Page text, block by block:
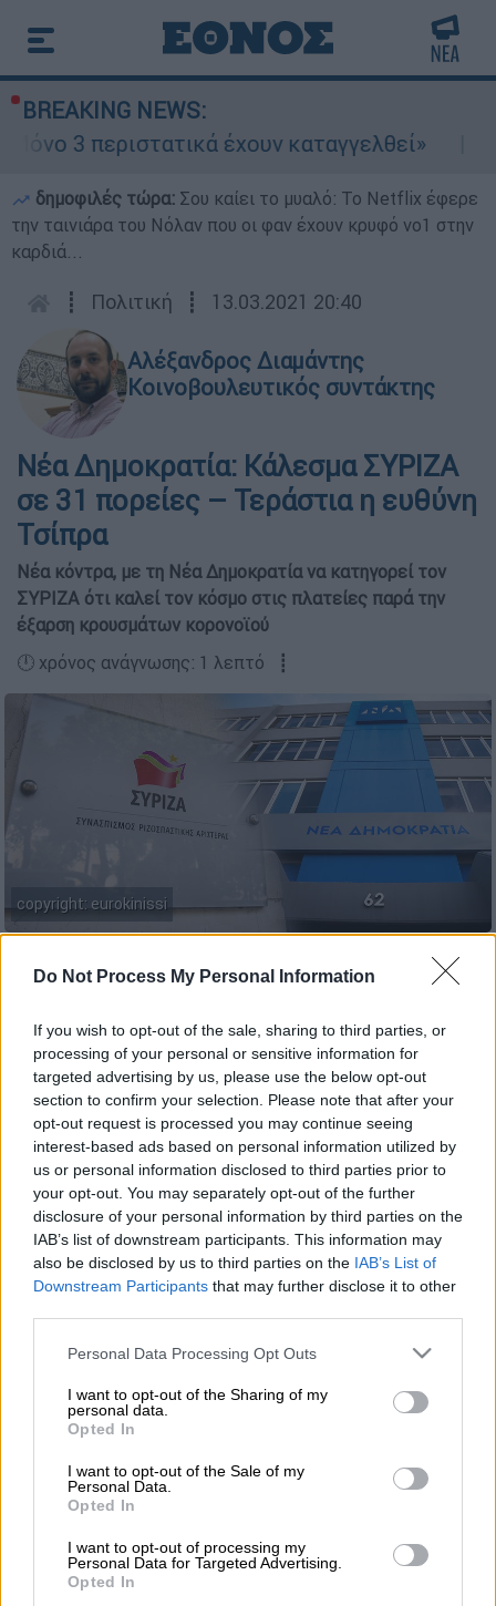
Do Not Process My Personal Information
If you wish to opt-out of the sale, sharing to third parties, or
processing of your personal or sensitive information for
targeted advertising by us, please use the below opt-out
section to confirm your selection. Please note that after your
opt-out request is processed you may continue seeing
interest-based ads based on personal information utilized by
us or personal information disclosed to third parties prior to
your opt-out. You may separately opt-out of the further
disclosure of your personal information by third parties on the
IAB’s list of downstream participants. This information may
also be disclosed by us to third parties on the IAB’s List of
Downstream Participants that may further disclose it to other
Please note that this website/app uses one or more Google
not limited to your visit or usage behaviour. You may click to
grant or deny consent to Google and its third-party tags to
use your data for below specified purposes in below Google
consent section.
Personal Data Processing Opt Outs
I want to opt-out of the Sharing of my
personal data.
Opted In
I want to opt-out of the Sale of my
Personal Data.
Opted In
I want to opt-out of processing my
Personal Data for Targeted Advertising.
Opted In
BREAKING NEWS:
3 περιστατικά έχουν καταγγελθεί»
δημοφιλές τώρα: Σου καίει το μυαλό: Το Netflix έφερε
την ταινιάρα του Νόλαν που οι φαν έχουν κρυφό νο1 στην
καρδιά...
┋ Πολιτική ┋ 13.03.2021 20:40
Αλέξανδρος Διαμάντης
Κοινοβουλευτικός συντάκτης
Νέα Δημοκρατία: Κάλεσμα ΣΥΡΙΖΑ
σε 31 πορείες – Τεράστια η ευθύνη
Τσίπρα
Νέα κόντρα, με τη Νέα Δημοκρατία να κατηγορεί τον
ΣΥΡΙΖΑ ότι καλεί τον κόσμο στις πλατείες παρά την
έξαρση κρουσμάτων κορονοϊού
🕛 χρόνος ανάγνωσης: 1 λεπτό ┋
copyright: eurokinissi
Προσθέστε το ΕΘΝΟΣ στη Google
Μαίνεται η μάχη της… πλατείας ανάμεσα στη
Νέα Δημοκρατίακαι τονΣΥΡΙΖΑστον
απόηχο της κόντρας την Παρασκευή στη
Βουλή. Το κυβερνών κόμμα περνάει πλέον
στην αντεπίθεση καταγγέλοντας ότι
μηχανισμός του ΣΥΡΙΖΑ με τα στελέχη του
και τους επικοινωνιακούς του βραχίονες
καλεί τον κόσμο σε 31πορείεςσήμερα και
αύριο σε όλη την Ελλάδα. Την στιμγή,
μάλιστα, που η χώρα βρίσκεται σεlockdown
λόγω τωνκρουσμάτων κορονοϊού.
με την πανδημία και οι υγειονομικοί
παλεύουν στα νοσοκομεία να σώσουν ζωες,
σύσσωμος ο μηχανισμός του
στελέχη του και τους επικοινωνιακούς του
βραχίονες καλεί τον κόσμο σε 31 πορείες
σήμερα και αύριο σε όλη την Ελλάδα»,
αναφέρει χαρακτηριστικά ηΝέα Δημοκρατία